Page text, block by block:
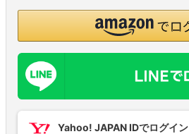
Yahoo! JAPAN IDでログイン